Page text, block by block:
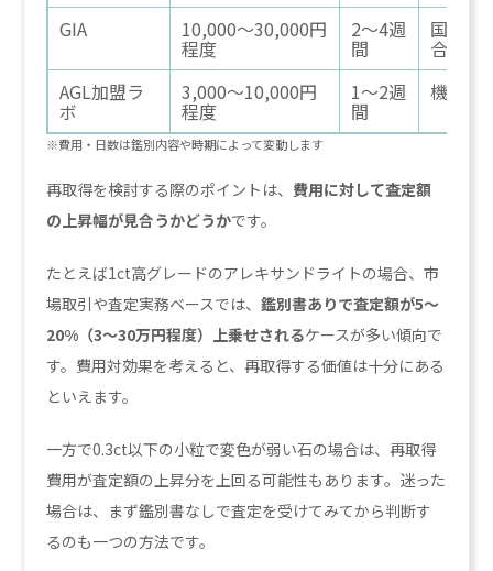
GIA 10,000〜30,000円
程度
2〜4週
間
国際基
合に有
AGL加盟ラ
ボ
3,000〜10,000円
程度
1〜2週
間
機関に
※費用・日数は鑑別内容や時期によって変動します
再取得を検討する際のポイントは、 費用に対して査定額
の上昇幅が見合うかどうかです。
たとえば1ct高グレードのアレキサンドライトの場合、市
場取引や査定実務ベースでは、鑑別書ありで査定額が5〜
20%（3〜30万円程度）上乗せされるケースが多い傾向で
す。費用対効果を考えると、再取得する価値は十分にある
といえます。
一方で0.3ct以下の小粒で変色が弱い石の場合は、再取得
費用が査定額の上昇分を上回る可能性もあります。迷った
場合は、まず鑑別書なしで査定を受けてみてから判断す
るのも一つの方法です。